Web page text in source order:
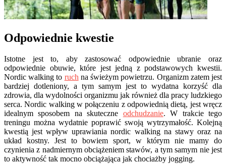
Odpowiednie kwestie
Istotne jest to, aby zastosować odpowiednie ubranie oraz
odpowiednie obuwie, które jest jedną z podstawowych kwestii.
Nordic walking to ruchna świeżym powietrzu. Organizm zatem jest
bardziej dotleniony, a tym samym jest to wydatna korzyść dla
zdrowia, dla wydolności organizmu jak również dla pracy ludzkiego
serca. Nordic walking w połączeniu z odpowiednią dietą, jest wręcz
idealnym sposobem na skuteczne odchudzanie. W trakcie tego
treningu można wydatnie poprawić swoją wytrzymałość. Kolejną
kwestią jest wpływ uprawiania nordic walking na stawy oraz na
układ kostny. Jest to bowiem sport, w którym nie mamy do
czynienia z nadmiernym obciążeniem stawów, a tym samym nie jest
to aktywność tak mocno obciążająca jak chociażby jogging.